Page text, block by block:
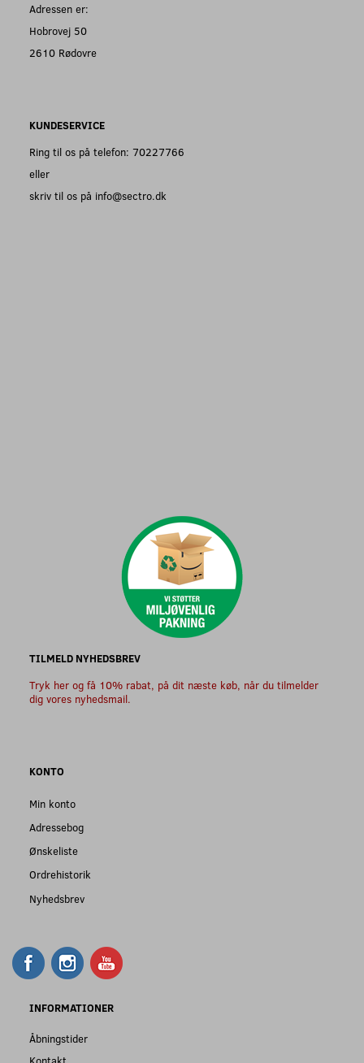
Adressen er:
Hobrovej 50
2610 Rødovre
KUNDESERVICE
Ring til os på telefon: 70227766
eller
skriv til os på info@sectro.dk
TILMELD NYHEDSBREV
Tryk her og få 10% rabat, på dit næste køb, når du tilmelder
dig vores nyhedsmail.
KONTO
Min konto
Adressebog
Ønskeliste
Ordrehistorik
Nyhedsbrev
INFORMATIONER
Åbningstider
Kontakt